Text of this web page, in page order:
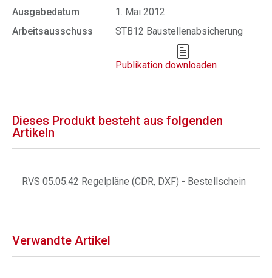
Ausgabedatum
1. Mai 2012
Arbeitsausschuss
STB12 Baustellenabsicherung
Publikation downloaden
Dieses Produkt besteht aus folgenden
Artikeln
RVS 05.05.42 Regelpläne (CDR, DXF) - Bestellschein
Verwandte Artikel